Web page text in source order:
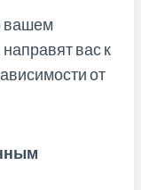
вашем
вас к
от